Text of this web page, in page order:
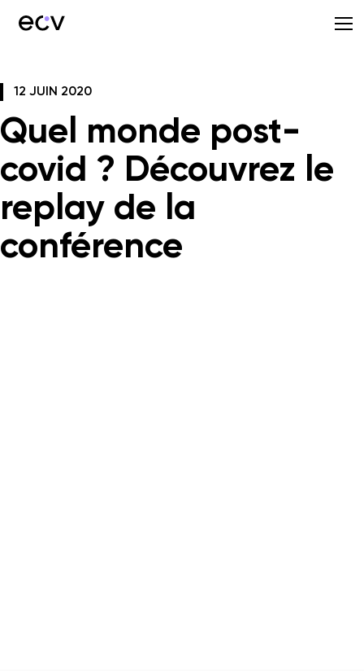
12 JUIN 2020
Quel monde post-
covid ? Découvrez le
replay de la
conférence